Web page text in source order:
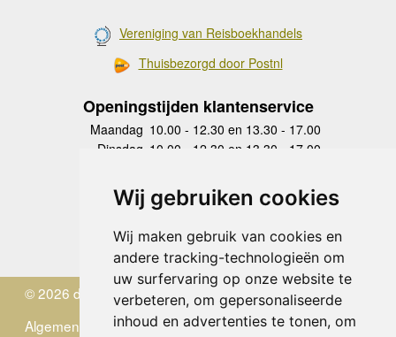
Wij gebruiken cookies
Wij maken gebruik van cookies en
andere tracking-technologieën om
uw surfervaring op onze website te
verbeteren, om gepersonaliseerde
inhoud en advertenties te tonen, om
Vereniging van Reisboekhandels
Thuisbezorgd door Postnl
Openingstijden klantenservice
Maandag 10.00 - 12.30 en 13.30 - 17.00
Dinsdag 10.00 - 12.30 en 13.30 - 17.00
Donderdag
10.00 - 12.30 en 13.30 - 17.00
Vrijdag 10.00 - 12.30 en 13.30 - 17.00
Zaterdag
gesloten
Zondag gesloten
© 2026 de Zwerver
Algemene Voorwaarden